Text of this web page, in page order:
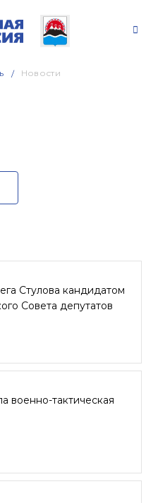
Новости
Стулова кандидатом
Совета депутатов
военно-тактическая